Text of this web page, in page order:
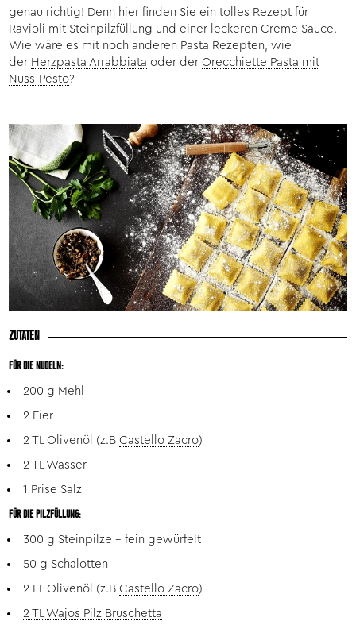
genau richtig! Denn hier finden Sie ein tolles Rezept für
Ravioli mit Steinpilzfüllung und einer leckeren Creme Sauce.
Wie wäre es mit noch anderen Pasta Rezepten, wie
der Herzpasta Arrabbiata oder derOrecchiette Pasta mit
Nuss-Pesto?
ZUTATEN
FÜR DIE NUDELN:
200 g Mehl
2 Eier
2 TL Olivenöl (z.BCastello Zacro)
2 TL Wasser
1 Prise Salz
FÜR DIE PILZFÜLLUNG:
300 g Steinpilze – fein gewürfelt
50 g Schalotten
2 EL Olivenöl (z.BCastello Zacro)
2 TL Wajos Pilz Bruschetta